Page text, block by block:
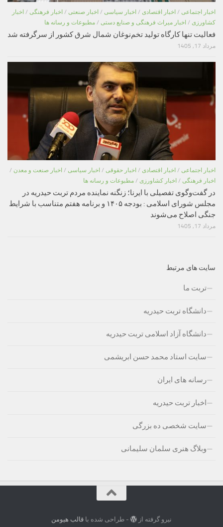
اخبار اجتماعی / اخبار اقتصادی / اخبار سیاسی / اخبار صنعتی / اخبار فرهنگی / اخبار
کشاورزی / اخبار میراث فرهنگی و صنایع دستی / مطبوعات و رسانه ها
فعالیت تنها کارگاه تولید تخم‌نوغان شمال شرق کشور از سرگرفته شد
مرداد 17, 1405
اخبار اجتماعی / اخبار اقتصادی / اخبار حقوقی / اخبار سیاسی / اخبار صنعت و معدن /
اخبار فرهنگی / اخبار کشاورزی / مطبوعات و رسانه ها
در گفت‌وگوی تفصیلی با ایرنا؛ زنگنه نماینده مردم تربت حیدریه در
مجلس شورای اسلامی : بودجه ۱۴۰۵ و برنامه هفتم متناسب با شرایط
جنگی اصلاح می‌شوند
مرداد 17, 1405
سایت های مرتبط
تربت ما
دانشگاه تربت حیدریه
دانشگاه آزاد اسلامی تربت حیدریه
سایت استاد محمد حسن ابریشمی
رسانه های ایران
اخبار تربت حیدریه
سایت شخصی ده بزرگی
وبلاگ هنری سلمان سلیمانی
نیرو گرفته از - طراحی شده باقالب هیومن